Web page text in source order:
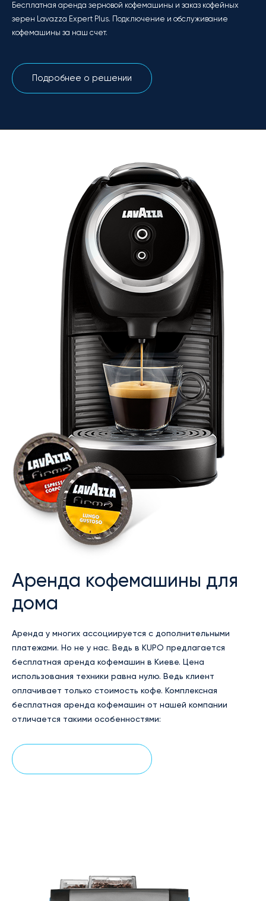
Бесплатная аренда зерновой кофемашины и заказ кофейных
зерен Lavazza Expert Plus. Подключение и обслуживание
кофемашины за наш счет.
Подробнее о решении
Аренда кофемашины для
дома
Аренда у многих ассоциируется с дополнительными
платежами. Но не у нас. Ведь в KUPO предлагается
бесплатная аренда кофемашин в Киеве. Цена
использования техники равна нулю. Ведь клиент
оплачивает только стоимость кофе. Комплексная
бесплатная аренда кофемашин от нашей компании
отличается такими особенностями: